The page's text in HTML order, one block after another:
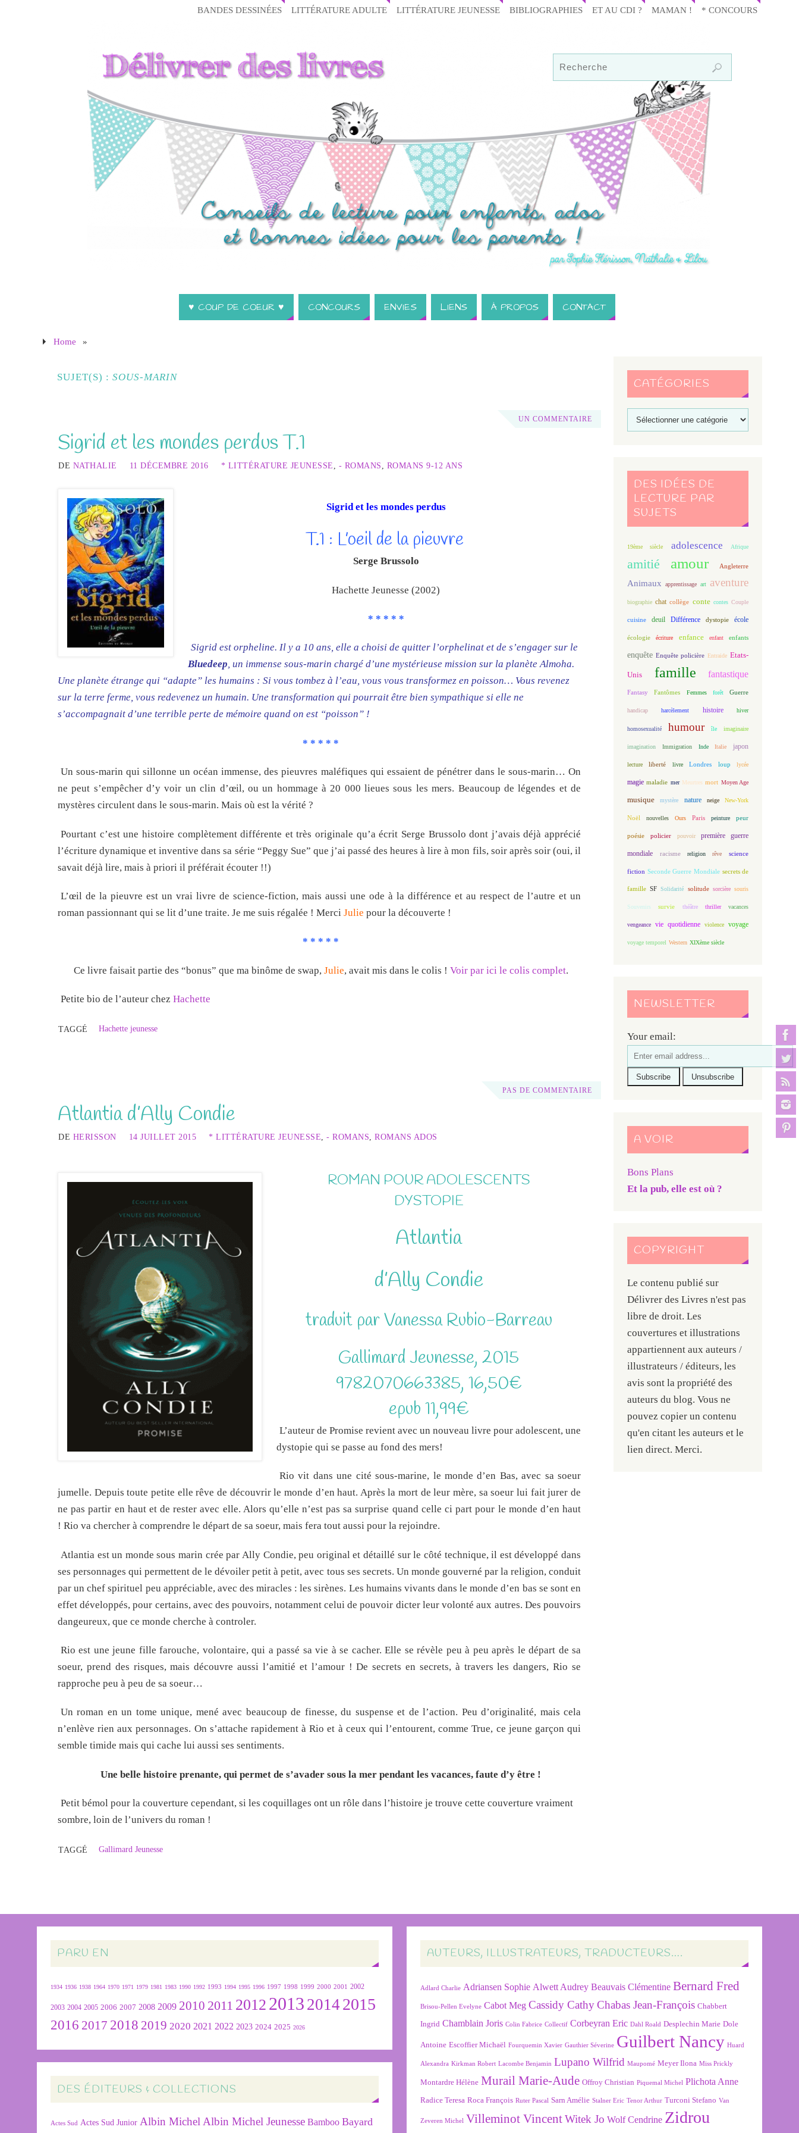
BANDES DESSINÉES LITTÉRATURE ADULTE LITTÉRATURE JEUNESSE BIBLIOGRAPHIES ET AU CDI ? MAMAN ! * CONCOURS
♥ COUP DE COEUR ♥ CONCOURS ENVIES LIENS À PROPOS CONTACT
Home »
SUJET(S) : SOUS-MARIN
UN COMMENTAIRE
Sigrid et les mondes perdus T.1
DE NATHALIE 11 DÉCEMBRE 2016 * LITTÉRATURE JEUNESSE - ROMANS ROMANS 9-12 ANS
Sigrid et les mondes perdus
T.1 : L’oeil de la pieuvre
Serge Brussolo
Hachette Jeunesse (2002)
* * * * *
Sigrid est orpheline. Il y a 10 ans, elle a choisi de quitter l’orphelinat et de s’engager sur le
Bluedeep, un immense sous-marin chargé d’une mystérieuse mission sur la planète Almoha.
Une planète étrange qui “adapte” les humains : Si vous tombez à l’eau, vous vous transformez en poisson… Vous revenez
sur la terre ferme, vous redevenez un humain. Une transformation qui pourrait être bien sympathique si elle ne
s’accompagnait d’une terrible perte de mémoire quand on est “poisson” !
* * * * *
Un sous-marin qui sillonne un océan immense, des pieuvres maléfiques qui essaient de pénétrer dans le sous-marin… On
ne peut s’empêcher d’y voir un clin d’œil, ou un hommage à 20 000 lieues sous les mers. Beaucoup de légendes et de
mystères circulent dans le sous-marin. Mais où est la vérité ?
Pourtant c’est une histoire complètement différente et très originale qu’a écrit Serge Brussolo dont j’avais déjà apprécié
l’écriture dynamique et inventive dans sa série “Peggy Sue” que j’ai passé des heures à lire à mon fils, soir après soir (oui, il
savait déjà lire, mais à priori il préférait écouter !!)
L’œil de la pieuvre est un vrai livre de science-fiction, mais aussi une ode à la différence et au respect de l’autre et un
roman passionnant qui se lit d’une traite. Je me suis régalée ! Merci Julie pour la découverte !
* * * * *
Ce livre faisait partie des “bonus” que ma binôme de swap, Julie, avait mis dans le colis ! Voir par ici le colis complet.
Petite bio de l’auteur chez Hachette
TAGGÉ Hachette jeunesse
PAS DE COMMENTAIRE
Atlantia d’Ally Condie
DE HERISSON 14 JUILLET 2015 * LITTÉRATURE JEUNESSE, - ROMANS, ROMANS ADOS
ROMAN POUR ADOLESCENTS
DYSTOPIE
Atlantia
d’Ally Condie
traduit par Vanessa Rubio-Barreau
Gallimard Jeunesse, 2015
9782070663385, 16,50€
epub 11,99€
L’auteur de Promise revient avec un nouveau livre pour adolescent, une
dystopie qui se passe au fond des mers!
Rio vit dans une cité sous-marine, le monde d’en Bas, avec sa soeur
jumelle. Depuis toute petite elle rêve de découvrir le monde d’en haut. Après la mort de leur mère, sa soeur lui fait jurer de
ne pas partir en haut et de rester avec elle. Alors qu’elle n’est pas sa surprise quand celle ci part pour le monde d’en haut
! Rio va chercher à comprendre le départ de sa soeur, mais fera tout aussi pour la rejoindre.
Atlantia est un monde sous marin crée par Ally Condie, peu original et détaillé sur le côté technique, il est développé dans
ses personnages qui permettent de le dévoiler petit à petit, avec tous ses secrets. Un monde gouverné par la religion, conduit
par un chef spirituel peu appréciable, avec des miracles : les sirènes. Les humains vivants dans le monde d’en bas se sont en
effet développés, pour certains, avec des pouvoirs, notamment celui de pouvoir dicter leur volonté aux autres. Des pouvoirs
dangeureux, que ce monde cherche à controler.
Rio est une jeune fille farouche, volontaire, qui a passé sa vie à se cacher. Elle se révèle peu à peu après le départ de sa
soeur, prend des risques, mais découvre aussi l’amitié et l’amour ! De secrets en secrets, à travers les dangers, Rio se
rapproche peu à peu de sa soeur…
Un roman en un tome unique, mené avec beaucoup de finesse, du suspense et de l’action. Peu d’originalité, mais cela
n’enlève rien aux personnages. On s’attache rapidement à Rio et à ceux qui l’entourent, comme True, ce jeune garçon qui
semble timide mais qui cache lui aussi ses sentiments.
Une belle histoire prenante, qui permet de s’avader sous la mer pendant les vacances, faute d’y être !
Petit bémol pour la couverture cependant, si les coquillages ont un rôle dans l’histoire je trouve cette couverture vraiment
sombre, loin de l’univers du roman !
TAGGÉ Gallimard Jeunesse
CATÉGORIES
DES IDÉES DE
LECTURE PAR
SUJETS
19ème siècle adolescence Afrique
amitié amour Angleterre
Animaux apprentissage art aventure
biographie chat collège conte contes Couple
cuisine deuil Différence dystopie école
écologie écriture enfance enfant enfants
enquête Enquête policière Entraide Etats-
Unis famille fantastique
Fantasy Fantômes Femmes forêt Guerre
handicap harcèlement histoire hiver
homosexualité humour île imaginaire
imagination Immigration Inde Italie japon
lecture liberté livre Londres loup lycée
magie maladie mer Meurtres mort Moyen Age
musique mystère nature neige New-York
Noël nouvelles Ours Paris peinture peur
poésie policier pouvoir première guerre
mondiale racisme religion rêve science
fiction Seconde Guerre Mondiale secrets de
famille SF Solidarité solitude sorcière souris
Souvenirs survie théâtre thriller vacances
vengeance vie quotidienne violence voyage
voyage temporel Western XIXème siècle
NEWSLETTER
Your email:
A VOIR
Bons Plans
Et la pub, elle est où ?
COPYRIGHT
Le contenu publié sur
Délivrer des Livres n'est pas
libre de droit. Les
couvertures et illustrations
appartiennent aux auteurs /
illustrateurs / éditeurs, les
avis sont la propriété des
auteurs du blog. Vous ne
pouvez copier un contenu
qu'en citant les auteurs et le
lien direct. Merci.
PARU EN
1934 1936 1938 1964 1970 1971 1979 1981 1983 1990 1992 1993 1994 1995 1996 1997 1998 1999 2000 2001 2002
2003 2004 2005 2006 2007 2008 2009 2010 2011 2012 2013 2014 2015
2016 2017 2018 2019 2020 2021 2022 2023 2024 2025 2026
DES ÉDITEURS & COLLECTIONS
Actes Sud Actes Sud Junior Albin MichelAlbin Michel Jeunesse Bamboo Bayard
AUTEURS, ILLUSTRATEURS, TRADUCTEURS….
Adlard Charlie Adriansen Sophie Alwett Audrey Beauvais Clémentine Bernard Fred
Brisou-Pellen Evelyne Cabot Meg Cassidy Cathy Chabas Jean-François Chabbert
Ingrid Chamblain Joris Colin Fabrice Collectif Corbeyran Eric Dahl Roald Desplechin Marie Dole
Antoine Escoffier Michaël Fourquemin Xavier Gauthier Séverine Guilbert Nancy Huard
Alexandra Kirkman Robert Lacombe Benjamin Lupano Wilfrid Maupomé Meyer Ilona Miss Prickly
Montardre Hélène Murail Marie-Aude Offroy Christian Piquemal Michel Plichota Anne
Radice Teresa Roca François Ruter Pascal Sarn Amélie Stalner Eric Tenor Arthur Turconi Stefano Van
Zeveren Michel Villeminot Vincent Witek Jo Wolf Cendrine Zidrou